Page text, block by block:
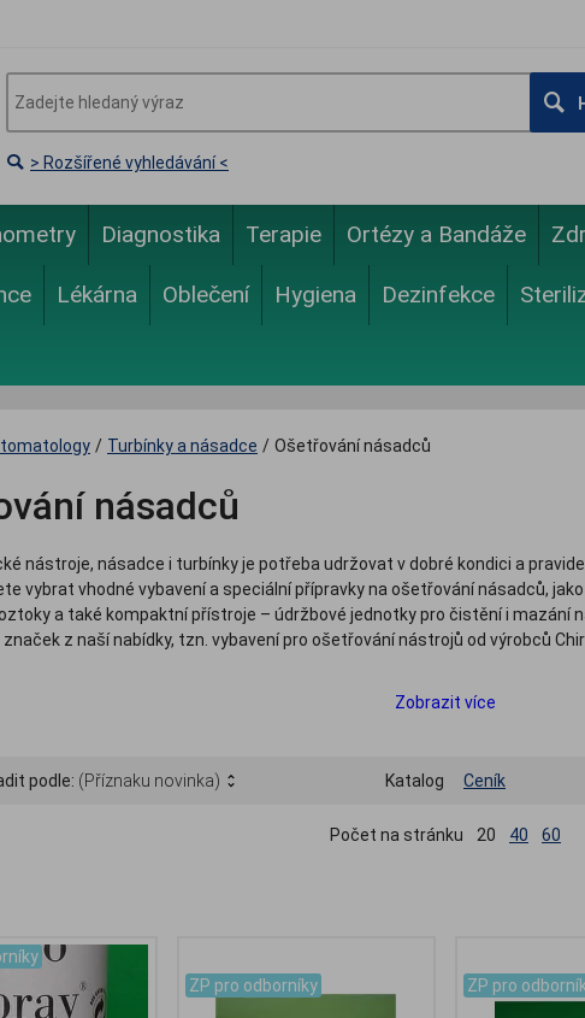
> Rozšířené vyhledávání <
Diagnostika Terapie Ortézy a Bandáže
Lékárna Oblečení Hygiena Dezinfekce
/ Turbínky a násadce / Ošetřování násadců
násadců
nástroje, násadce i turbínky je potřeba udržovat v dobré kondici a
vybrat vhodné vybavení a speciální přípravky na ošetřování násadců,
a také kompaktní přístroje – údržbové jednotky pro čistění i mazání
z naší nabídky, tzn. vybavení pro ošetřování nástrojů od výrobců
Zobrazit více
podle: (Příznaku novinka) Katalog Ceník
Počet na stránku 20 40 60
ZP pro odborníky
ZP pro